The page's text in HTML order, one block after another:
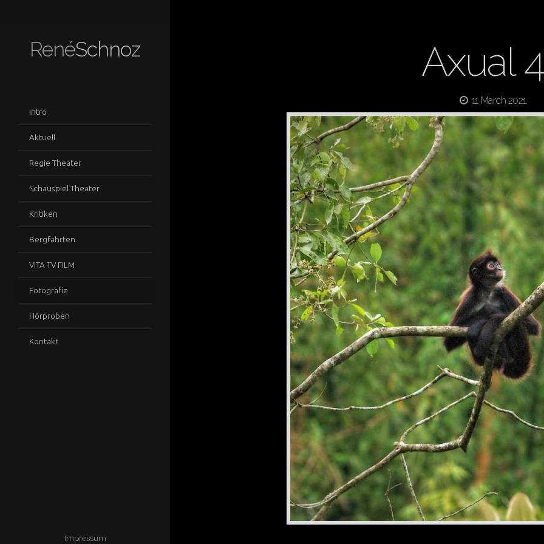
RenéSchnoz
Intro
Aktuell
Regie Theater
Schauspiel Theater
Kritiken
Bergfahrten
VITA TV FILM
Fotografie
Hörproben
Kontakt
Impressum
Axual
11 March 2021